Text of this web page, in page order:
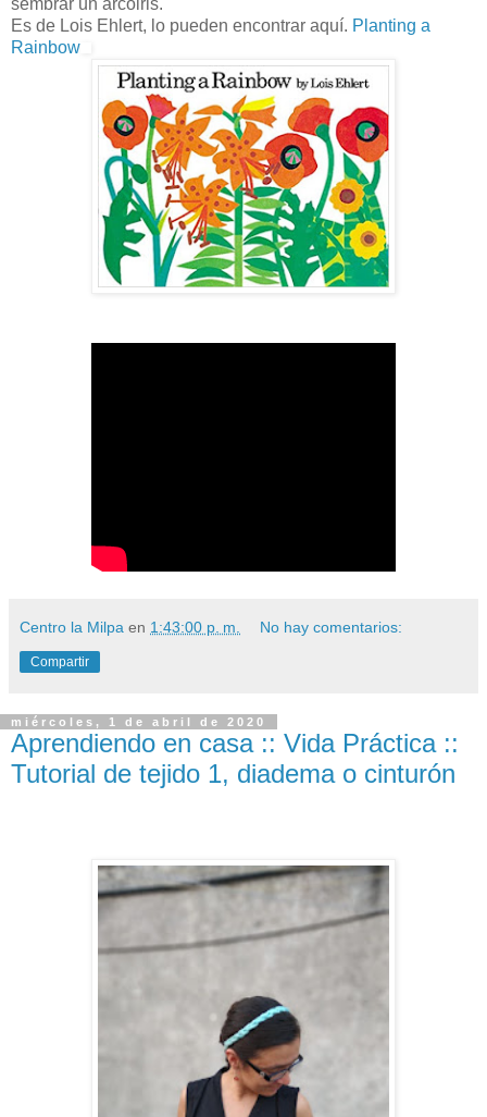
Es de Lois Ehlert, lo pueden encontrar aquí. Planting a
Rainbow
Centro la Milpa en 1:43:00 p. m. No hay comentarios:
Compartir
miércoles, 1 de abril de 2020
Aprendiendo en casa :: Vida Práctica ::
Tutorial de tejido 1, diadema o cinturón